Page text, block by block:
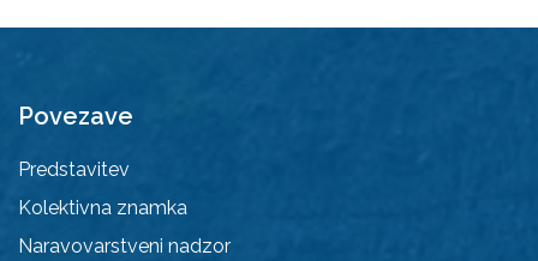
Povezave
Predstavitev
Kolektivna znamka
Naravovarstveni nadzor